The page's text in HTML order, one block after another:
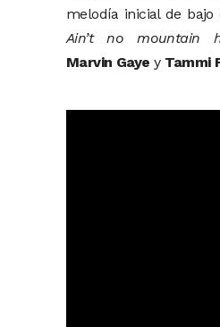
melodía inicial de
Ain’t no mountain
Marvin Gaye y Tammi